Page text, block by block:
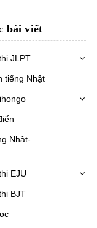
bài viết
JLPT
tiếng Nhật
Nhật-
EJU
BJT